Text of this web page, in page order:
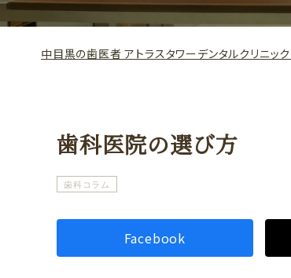
中目黒の歯医者 アトラスタワーデンタルクリニッ
歯科医院の選び方
歯科コラム
Facebook